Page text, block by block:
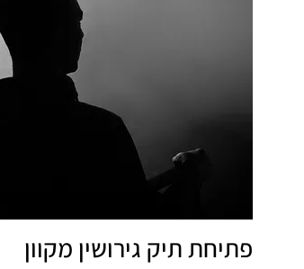
פתיחת תיק גירושין מקוון